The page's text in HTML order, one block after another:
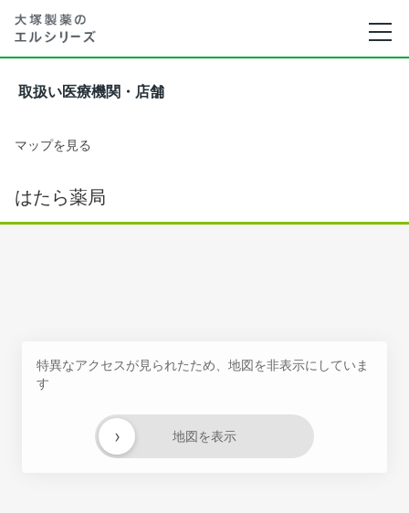
取扱い医療機関・店舗
マップを見る
はたら薬局
特異なアクセスが見られたため、地図を非表示にしていま
す
地図を表示
›